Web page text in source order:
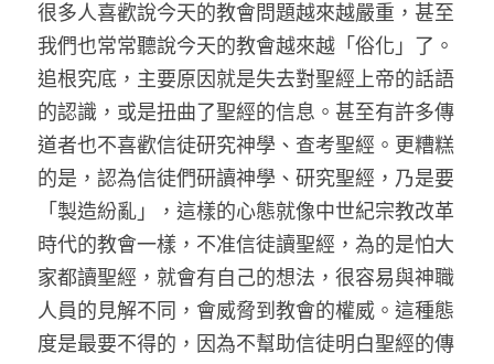
很多人喜歡說今天的教會問題越來越嚴重，甚至
我們也常常聽說今天的教會越來越「俗化」了。
追根究底，主要原因就是失去對聖經上帝的話語
的認識，或是扭曲了聖經的信息。甚至有許多傳
道者也不喜歡信徒研究神學、查考聖經。更糟糕
的是，認為信徒們研讀神學、研究聖經，乃是要
「製造紛亂」，這樣的心態就像中世紀宗教改革
時代的教會一樣，不准信徒讀聖經，為的是怕大
家都讀聖經，就會有自己的想法，很容易與神職
人員的見解不同，會威脅到教會的權威。這種態
度是最要不得的，因為不幫助信徒明白聖經的傳